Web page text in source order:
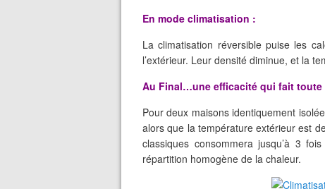
En mode climatisation :
La climatisation réversible puise les
l’extérieur. Leur densité diminue, et la
Au Final…une efficacité qui fait toute
Pour deux maisons identiquement
alors que la température extérieur est
classiques consommera jusqu’à 3
répartition homogène de la chaleur.